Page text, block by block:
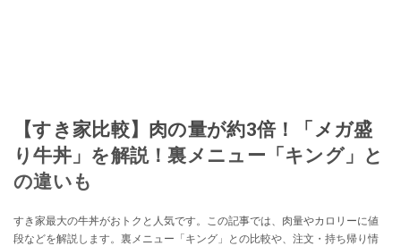
【すき家比較】肉の量が約3倍！「メガ盛
り牛丼」を解説！裏メニュー「キング」と
の違いも
すき家最大の牛丼がおトクと人気です。この記事では、肉量やカロリーに値
段などを解説します。裏メニュー「キング」との比較や、注文・持ち帰り情